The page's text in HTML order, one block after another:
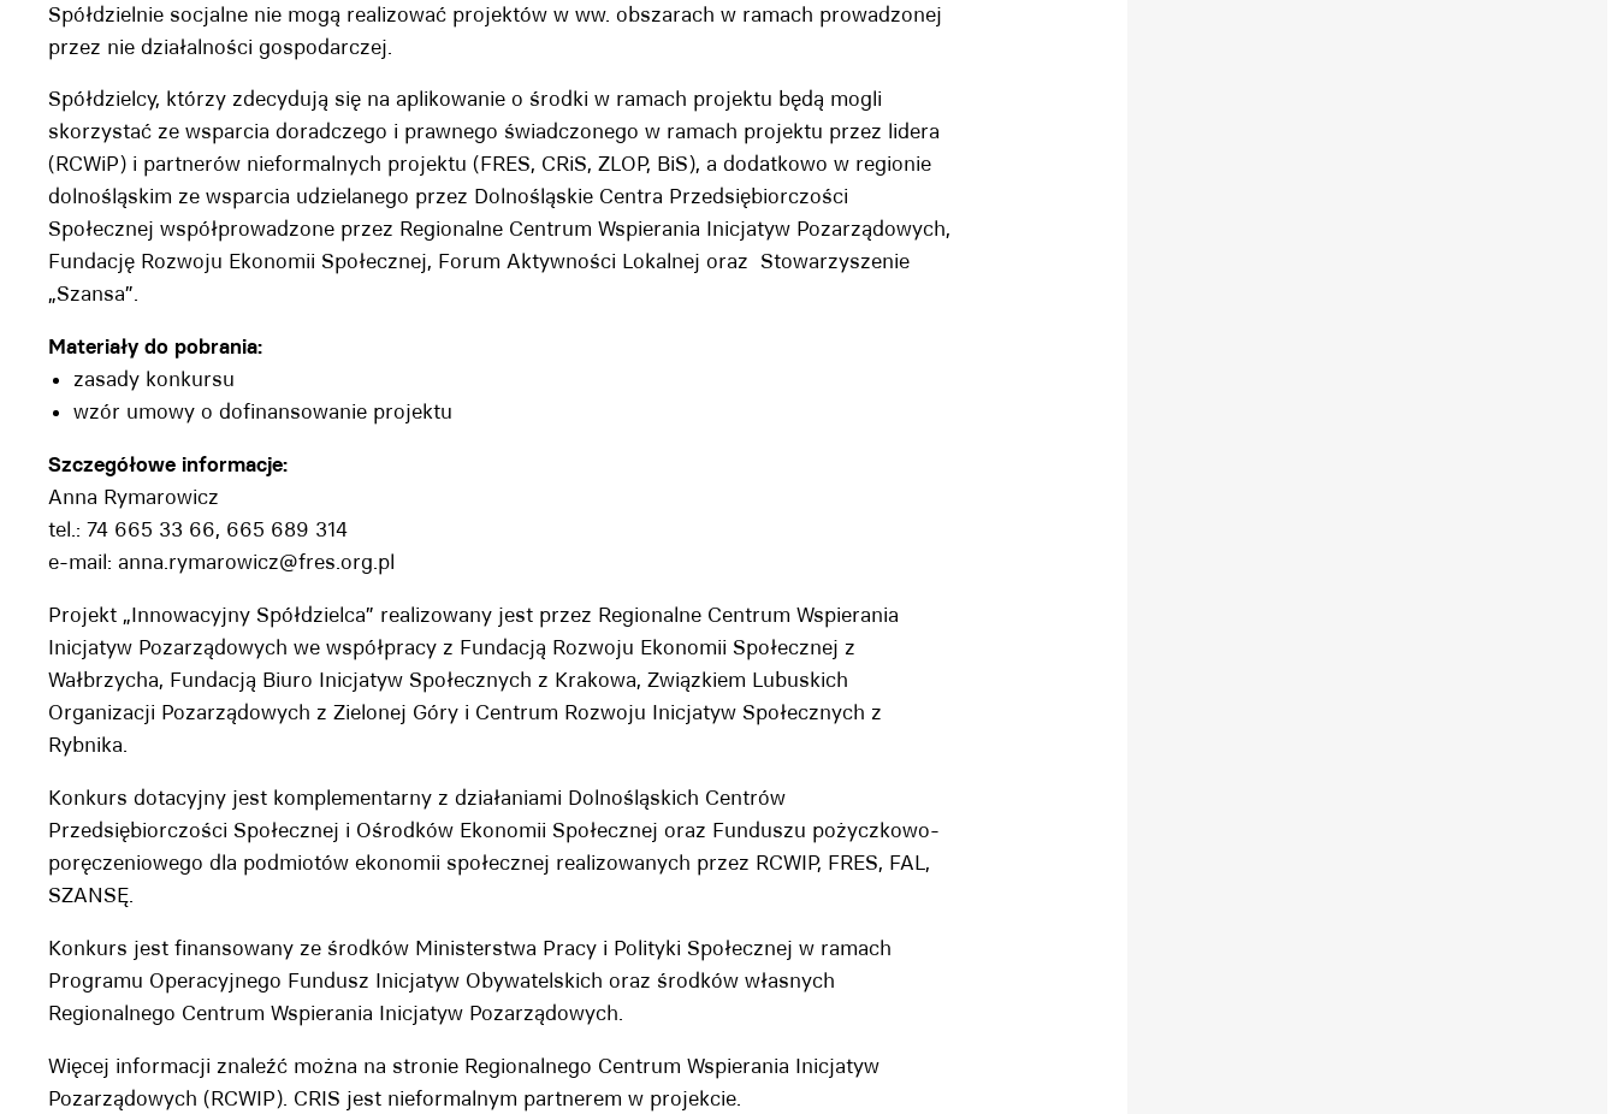
Spółdzielnie socjalne nie mogą realizować projektów w ww. obszarach w ramach prowadzonej
przez nie działalności gospodarczej.
Spółdzielcy, którzy zdecydują się na aplikowanie o środki w ramach projektu będą mogli
skorzystać ze wsparcia doradczego i prawnego świadczonego w ramach projektu przez lidera
(RCWiP) i partnerów nieformalnych projektu (FRES, CRiS, ZLOP, BiS), a dodatkowo w regionie
dolnośląskim ze wsparcia udzielanego przez Dolnośląskie Centra Przedsiębiorczości
Społecznej współprowadzone przez Regionalne Centrum Wspierania Inicjatyw Pozarządowych,
Fundację Rozwoju Ekonomii Społecznej, Forum Aktywności Lokalnej oraz Stowarzyszenie
„Szansa”.
Materiały do pobrania:
zasady konkursu
wzór umowy o dofinansowanie projektu
Szczegółowe informacje:
Anna Rymarowicz
tel.: 74 665 33 66, 665 689 314
e-mail: anna.rymarowicz@fres.org.pl
Projekt „Innowacyjny Spółdzielca” realizowany jest przez Regionalne Centrum Wspierania
Inicjatyw Pozarządowych we współpracy z Fundacją Rozwoju Ekonomii Społecznej z
Wałbrzycha, Fundacją Biuro Inicjatyw Społecznych z Krakowa, Związkiem Lubuskich
Organizacji Pozarządowych z Zielonej Góry i Centrum Rozwoju Inicjatyw Społecznych z
Rybnika.
Konkurs dotacyjny jest komplementarny z działaniami Dolnośląskich Centrów
Przedsiębiorczości Społecznej i Ośrodków Ekonomii Społecznej oraz Funduszu pożyczkowo-
poręczeniowego dla podmiotów ekonomii społecznej realizowanych przez RCWIP, FRES, FAL,
SZANSĘ.
Konkurs jest finansowany ze środków Ministerstwa Pracy i Polityki Społecznej w ramach
Programu Operacyjnego Fundusz Inicjatyw Obywatelskich oraz środków własnych
Regionalnego Centrum Wspierania Inicjatyw Pozarządowych.
Więcej informacji znaleźć można na stronie Regionalnego Centrum Wspierania Inicjatyw
Pozarządowych (RCWIP) . CRIS jest nieformalnym partnerem w projekcie.